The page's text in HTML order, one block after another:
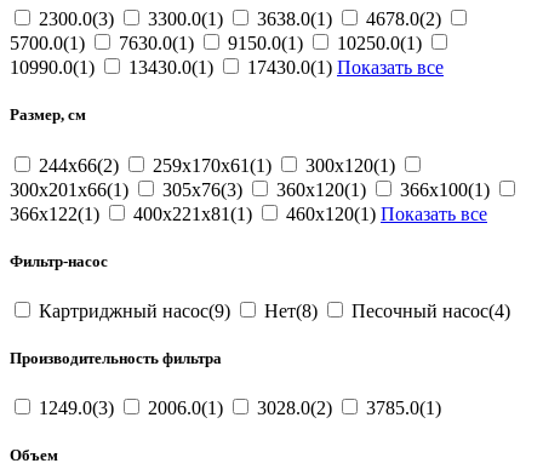
2300.0(3) 3300.0(1) 3638.0(1)
4678.0(2)
5700.0(1)
7630.0(1) 9150.0(1)
10250.0(1)
10990.0(1)
13430.0(1) 17430.0(1) Показать все
Размер, см
244х66(2) 259х170х61(1)
300х120(1)
300х201х66(1)
305х76(3) 360х120(1)
366х100(1)
366х122(1)
400х221х81(1) 460х120(1) Показать все
Фильтр-насос
Картриджный насос(9) Нет(8) Песочный насос(4)
Производительность фильтра
1249.0(3) 2006.0(1) 3028.0(2) 3785.0(1)
Объем